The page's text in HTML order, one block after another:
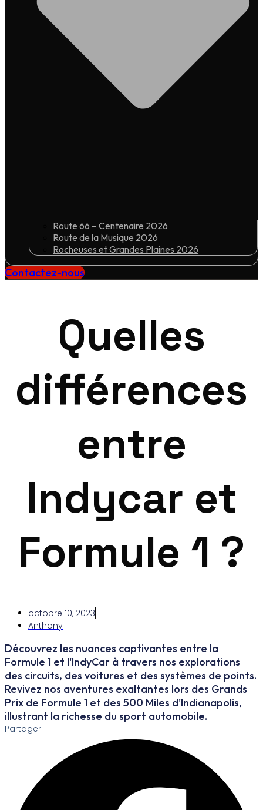
Route 66 – Centenaire 2026
Route de la Musique 2026
Rocheuses et Grandes Plaines 2026
Contactez-nous
Quelles
différences
entre
Indycar et
Formule 1 ?
octobre 10, 2023
Anthony
Découvrez les nuances captivantes entre la
Formule 1 et l'IndyCar à travers nos explorations
des circuits, des voitures et des systèmes de points.
Revivez nos aventures exaltantes lors des Grands
Prix de Formule 1 et des 500 Miles d'Indianapolis,
illustrant la richesse du sport automobile.
Partager